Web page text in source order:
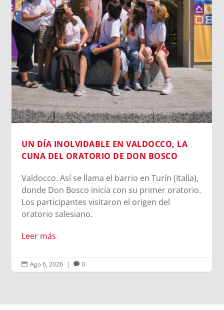
UN DÍA INOLVIDABLE EN VALDOCCO, LA
CUNA DEL ORATORIO DE DON BOSCO
Valdocco. Así se llama el barrio en Turín (Italia),
donde Don Bosco inicia con su primer oratorio.
Los participantes visitaron el origen del
oratorio salesiano.
Leer más
 Ago 6, 2026 |  0